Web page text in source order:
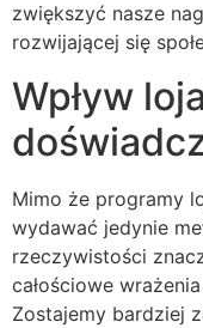
zwiększyć nasze
rozwijającej się
Wpływ
Mimo że programy
wydawać jedynie
rzeczywistości
całościowe
Zostajemy bardziej